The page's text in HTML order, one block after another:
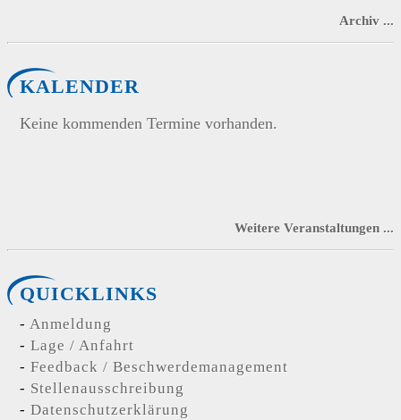
Archiv ...
KALENDER
Keine kommenden Termine vorhanden.
Weitere Veranstaltungen ...
QUICKLINKS
Anmeldung
Lage / Anfahrt
Feedback / Beschwerdemanagement
Stellenausschreibung
Datenschutzerklärung